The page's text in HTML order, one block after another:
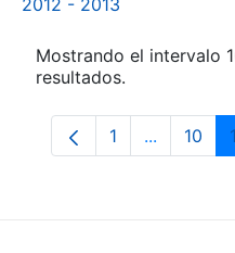
2012 - 2013
Mostrando el intervalo
resultados.
Página
1 ...Páginas
10